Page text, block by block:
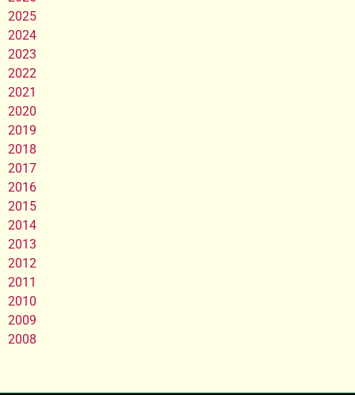
2025
2024
2023
2022
2021
2020
2019
2018
2017
2016
2015
2014
2013
2012
2011
2010
2009
2008